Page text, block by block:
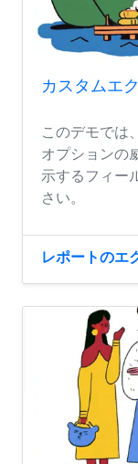
カスタムエ
このデモでは
オプションの
示するフィー
さい。
レポートのエ